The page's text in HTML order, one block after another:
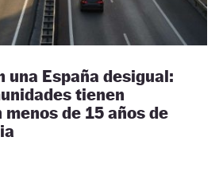
una España desigual:
tienen
de 15 años de